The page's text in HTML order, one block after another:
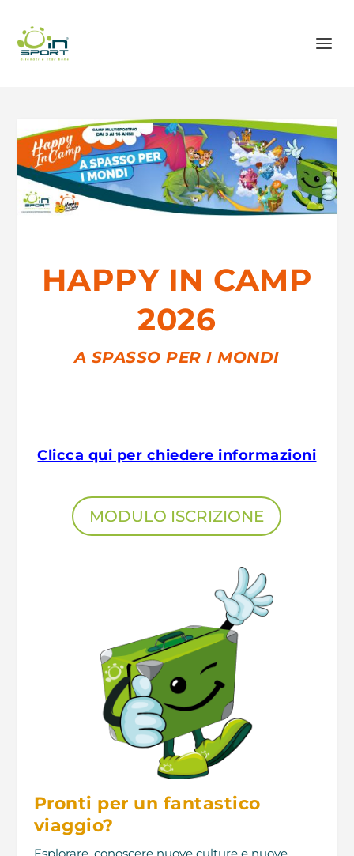
HAPPY IN CAMP
2026
A SPASSO PER I MONDI
Clicca qui per chiedere informazioni
MODULO ISCRIZIONE
Pronti per un fantastico
viaggio?
Esplorare, conoscere nuove culture e nuove